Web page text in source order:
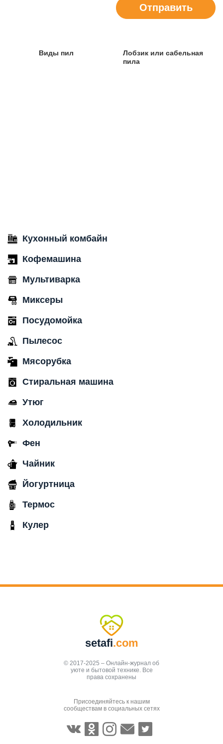
Отправить
Виды пил
Лобзик или сабельная
пила
Кухонный комбайн
Кофемашина
Мультиварка
Миксеры
Посудомойка
Пылесос
Мясорубка
Стиральная машина
Утюг
Холодильник
Фен
Чайник
Йогуртница
Термос
Кулер
setafi.com
© 2017-2025 – Онлайн-журнал об
уюте и бытовой технике. Все
права сохранены
Присоединяйтесь к нашим
сообществам в социальных сетях